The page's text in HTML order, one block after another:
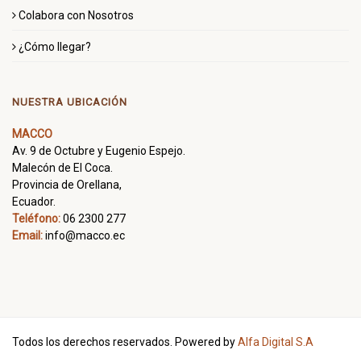
Colabora con Nosotros
¿Cómo llegar?
NUESTRA UBICACIÓN
MACCO
Av. 9 de Octubre y Eugenio Espejo.
Malecón de El Coca.
Provincia de Orellana,
Ecuador.
Teléfono:06 2300 277
Email:info@macco.ec
Todos los derechos reservados. Powered byAlfa Digital S.A